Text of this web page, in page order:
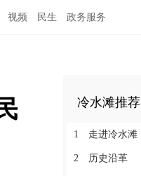
视频 民生 政务服务
冷水滩推荐
1 走进冷水滩
2 历史沿革